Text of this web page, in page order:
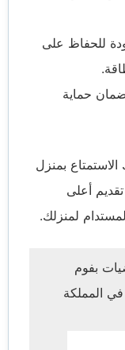
للحفاظ على
حماية
بمنزل
أعلى
لمنزلك.
بفوم
في المملكة